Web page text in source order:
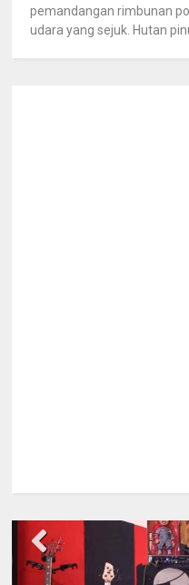
pemandangan rimbunan
udara yang sejuk. Hutan